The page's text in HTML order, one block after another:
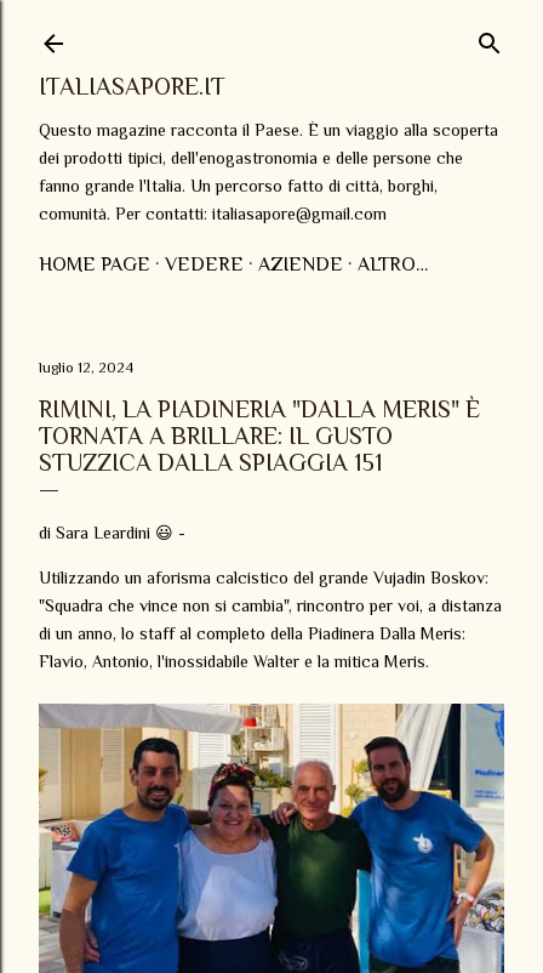
ITALIASAPORE.IT
Questo magazine racconta il Paese. È un viaggio alla scoperta
dei prodotti tipici, dell'enogastronomia e delle persone che
fanno grande l'Italia. Un percorso fatto di città, borghi,
comunità. Per contatti: italiasapore@gmail.com
HOME PAGE VEDERE AZIENDE ALTRO…
luglio 12, 2024
RIMINI, LA PIADINERIA "DALLA MERIS" È
TORNATA A BRILLARE: IL GUSTO
STUZZICA DALLA SPIAGGIA 151
di Sara Leardini 😃 -
Utilizzando un aforisma calcistico del grande Vujadin Boskov:
"Squadra che vince non si cambia", rincontro per voi, a distanza
di un anno, lo staff al completo della Piadinera Dalla Meris:
Flavio, Antonio, l'inossidabile Walter e la mitica Meris.